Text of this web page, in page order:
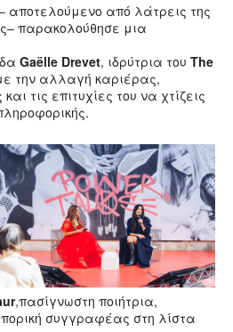
αποτελούμενο από λάτρεις της
παρακολούθησε μια
Gaëlle Drevet, ιδρύτρια του The
την αλλαγή καριέρας,
τις επιτυχίες του να χτίζεις
,πασίγνωστη ποιήτρια,
συγγραφέας στη λίστα